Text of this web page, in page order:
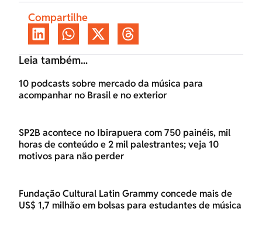
Compartilhe
Leia também...
10 podcasts sobre mercado da música para
acompanhar no Brasil e no exterior
SP2B acontece no Ibirapuera com 750 painéis, mil
horas de conteúdo e 2 mil palestrantes; veja 10
motivos para não perder
Fundação Cultural Latin Grammy concede mais de
US$ 1,7 milhão em bolsas para estudantes de música